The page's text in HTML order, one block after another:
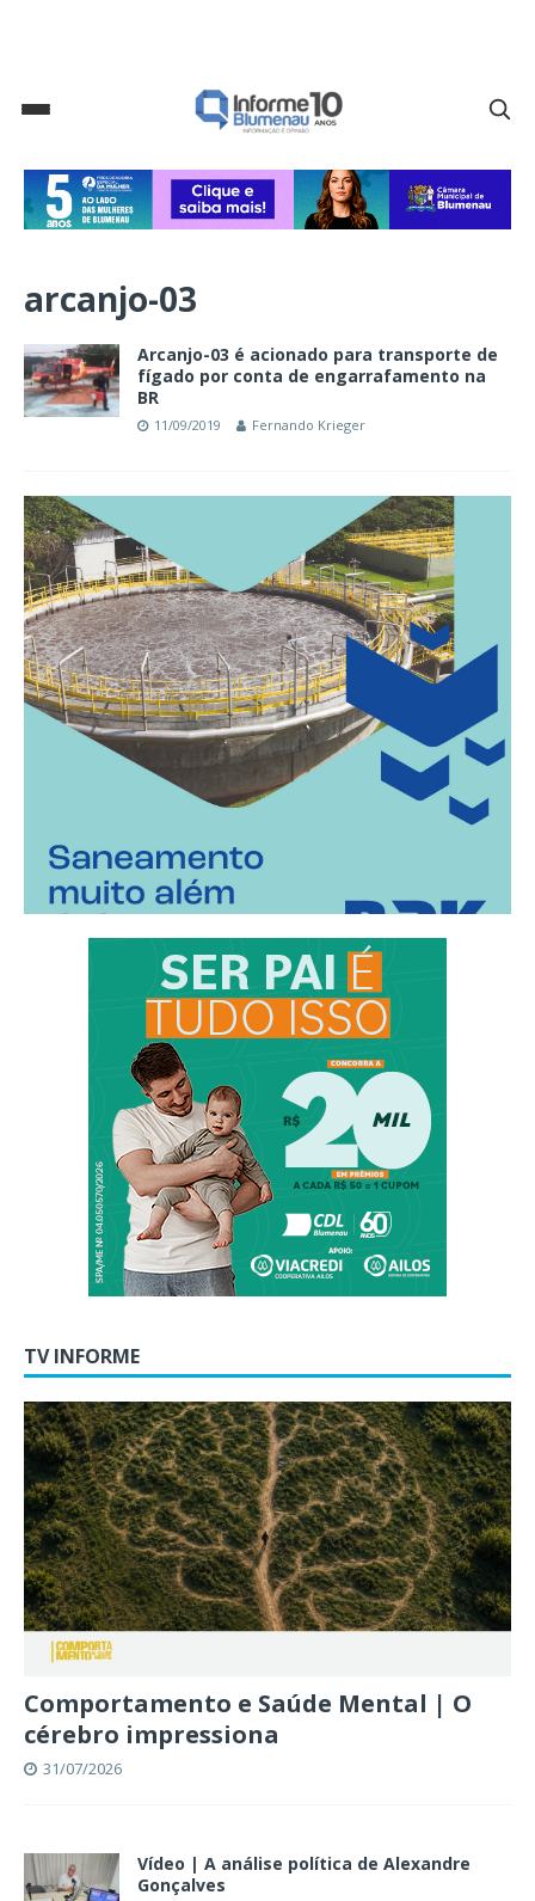
arcanjo-03
Arcanjo-03 é acionado para transporte de
fígado por conta de engarrafamento na
BR
11/09/2019 Fernando Krieger
TV INFORME
Comportamento e Saúde Mental | O
cérebro impressiona
31/07/2026
Vídeo | A análise política de Alexandre
Gonçalves